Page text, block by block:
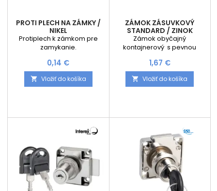
PROTI PLECH NA ZÁMKY /
NIKEL
Protiplech k zámkom pre
zamykanie.
Cena
0,14 €
 Vložiť do košíka
ZÁMOK ZÁSUVKOVÝ
STANDARD / ZINOK
Zámok obyčajný
kontajnerový s pevnou
40x40 mm a dĺžka
cylindrickej vložky je 22 mm.
Sada obsahuje zámok , 2ks
Cena
1,67 €
 Vložiť do košíka